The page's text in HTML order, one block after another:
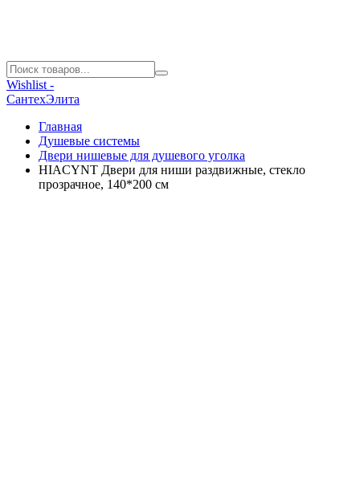
Wishlist -
СантехЭлита
Главная
Душевые системы
Двери нишевые для душевого уголка
HIACYNT Двери для ниши раздвижные, стекло
прозрачное, 140*200 см